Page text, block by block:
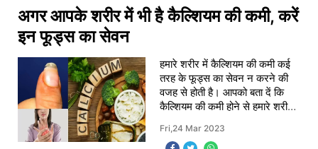
बातम्या
मनोरंजन
स्पोर्ट्स
बिझनेस
लाईफस्टाईल
अगर आपके शरीर में भी है कैल्शियम की कमी, करें
इन फूड्स का सेवन
हमारे शरीर में कैल्शियम की कमी कई
तरह के फूड्स का सेवन न करने की
वजह से होती है। आपको बता दें कि
कैल्शियम की कमी होने से हमारे शरीर
है। कैल्शियम की कमी होने से हमा
Fri,24 Mar 2023